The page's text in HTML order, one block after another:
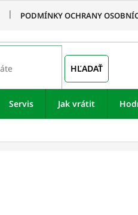
PODMÍNKY OCHRANY
HĽADAŤ
Servis Jak vrátit